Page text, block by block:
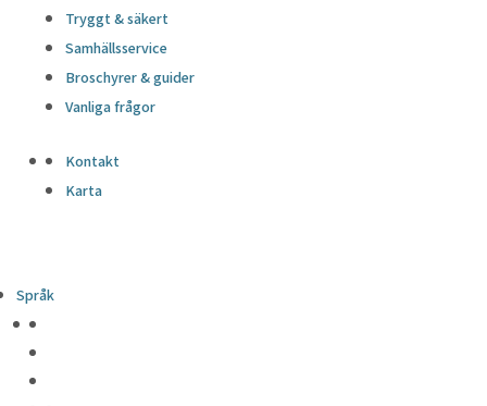
Tryggt & säkert
Samhällsservice
Broschyrer & guider
Vanliga frågor
Kontakt
Karta
Språk